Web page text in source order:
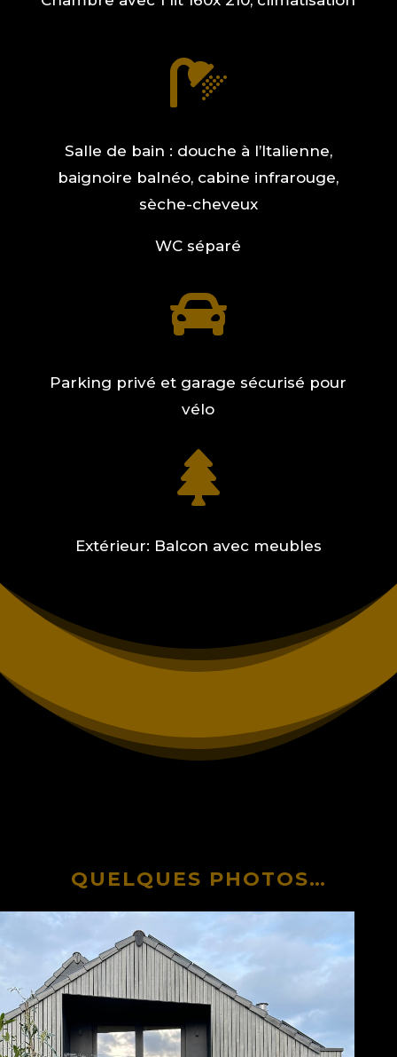

Salle de bain : douche à l’Italienne,
baignoire balnéo, cabine infrarouge,
sèche-cheveux
WC séparé

Parking privé et garage sécurisé pour
vélo

Extérieur: Balcon avec meubles
QUELQUES PHOTOS…